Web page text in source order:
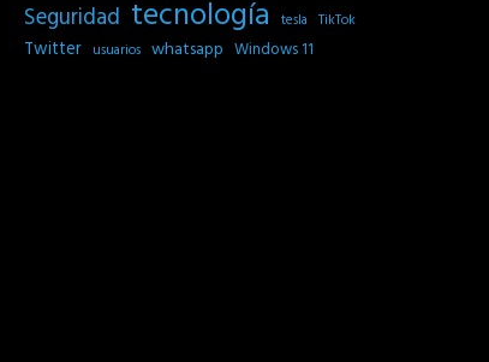
Seguridad tecnología tesla TikTok
Twitter usuarios whatsapp Windows 11